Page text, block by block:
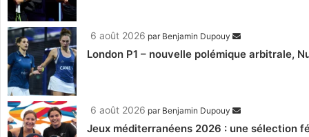
6 août 2026 par Benjamin Dupouy
London P1 – nouvelle polémique arbitrale,
6 août 2026 par Benjamin Dupouy
Jeux méditerranéens 2026 : une sélection